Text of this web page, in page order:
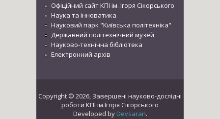
Офіційний сайт КПІ ім. Ігоря Сікорського
Наука та інноватика
Науковий парк "Київська політехніка"
Державний політехнічний музей
Науково-технічна бібліотека
Електронний архів
Copyright © 2026, Завершені науково-дослідні
роботи КПІ ім.Ігоря Сікорського
Developed by Devsaran.